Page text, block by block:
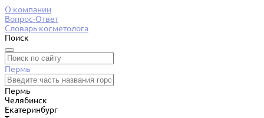
О компании
Вопрос-Ответ
Словарь косметолога
Поиск
Пермь
Пермь
Челябинск
Екатеринбург